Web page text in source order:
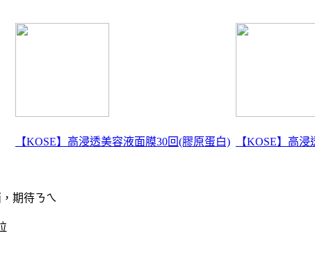
【KOSE】高浸透美容液面膜30回(膠原蛋白) 【KOSE】高
期待ㄋㄟ